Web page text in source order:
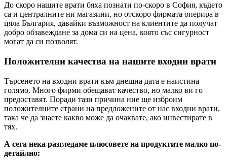
До скоро нашите врати бяха познати по-скоро в София, където
са и централните ни магазини, но отскоро фирмата оперира в
цяла България, давайки възможност на клиентите да получат
добро обзавеждане за дома си на цена, която със сигурност
могат да си позволят.
Положителни качества на нашите входни врати
Търсенето на входни врати към днешна дата е наистина
голямо. Много фирми обещават качество, но малко ви го
предоставят. Поради тази причина ние ще изброим
положителните страни на предложените от нас входни врати,
така че да знаете какво може да очаквате, ако инвестирате в
тях.
А сега нека разгледаме плюсовете на продуктите малко по-
детайлно: